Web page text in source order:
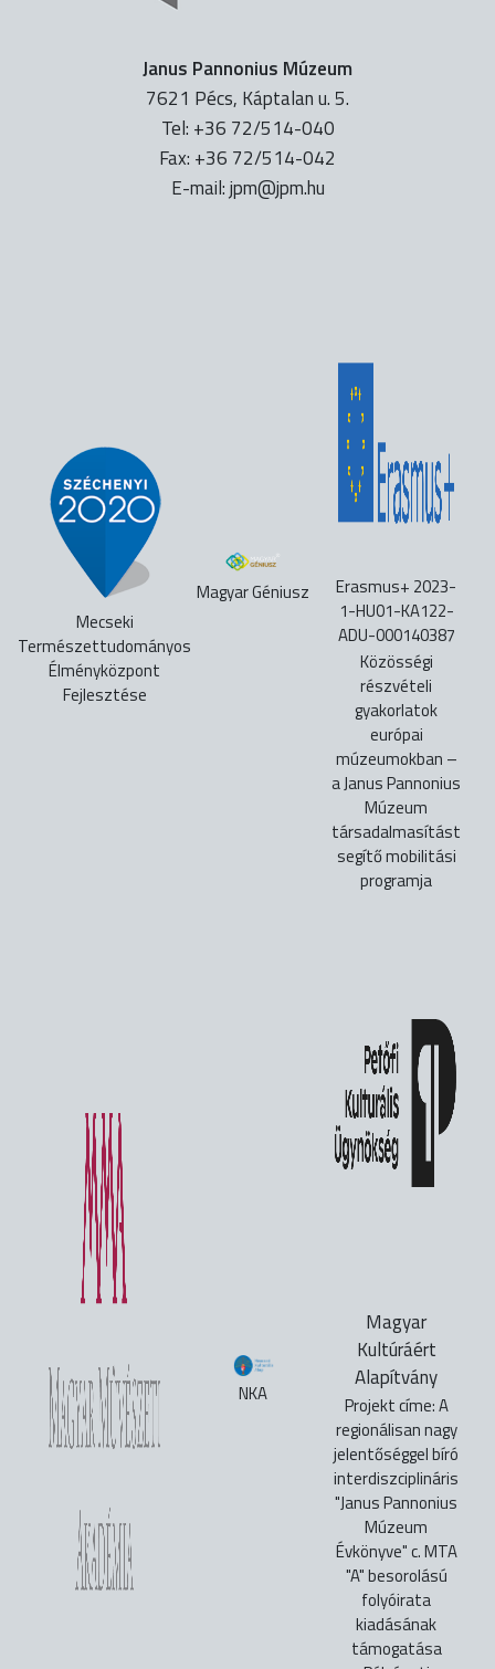
Janus Pannonius Múzeum
7621 Pécs, Káptalan u. 5.
Tel: +36 72/514-040
Fax: +36 72/514-042
E-mail:uh.mpj@mpj
Mecseki
Természettudományos
Élményközpont
Fejlesztése
Magyar Géniusz
Erasmus+ 2023-
1-HU01-KA122-
ADU-000140387
Közösségi
részvételi
gyakorlatok
európai
múzeumokban –
a Janus Pannonius
Múzeum
társadalmasítást
segítő mobilitási
programja
NKA
Magyar
Kultúráért
Alapítvány
Projekt címe: A
regionálisan nagy
jelentőséggel bíró
interdiszciplináris
"Janus Pannonius
Múzeum
Évkönyve" c. MTA
"A" besorolású
folyóirata
kiadásának
támogatása